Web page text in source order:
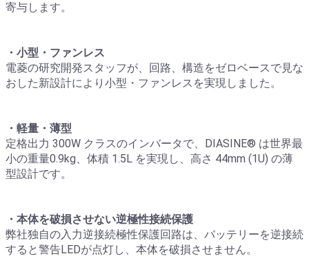
寄与します。
・小型・ファンレス
電菱の研究開発スタッフが、回路、構造をゼロベースで見な
おした新設計により小型・ファンレスを実現しました。
・軽量・薄型
定格出力 300W クラスのインバータで、DIASINE® は世界最
小の重量0.9kg、体積 1.5L を実現し、高さ 44mm (1U) の薄
型設計です。
・本体を破損させない逆極性接続保護
弊社独自の入力逆接続極性保護回路は、バッテリーを逆接続
すると警告LEDが点灯し、本体を破損させません。